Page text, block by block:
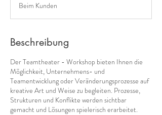
t
d
Beim Kunden
Beschreibung
Der Teamtheater - Workshop bieten Ihnen die
Möglichkeit, Unternehmens- und
Teamentwicklung oder Veränderungsprozesse auf
kreative Art und Weise zu begleiten. Prozesse,
Strukturen und Konflikte werden sichtbar
gemacht und Lösungen spielerisch erarbeitet.